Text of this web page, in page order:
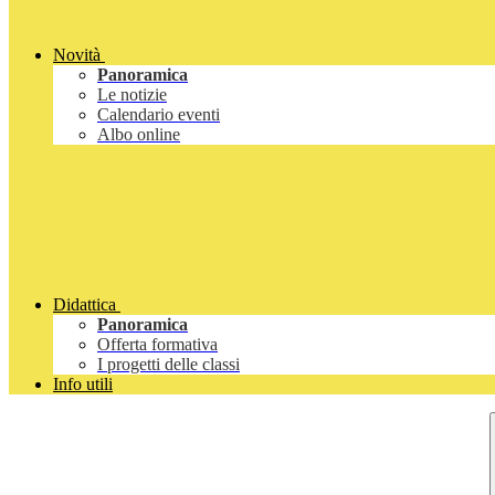
Novità
Panoramica
Le notizie
Calendario eventi
Albo online
Didattica
Panoramica
Offerta formativa
I progetti delle classi
Info utili